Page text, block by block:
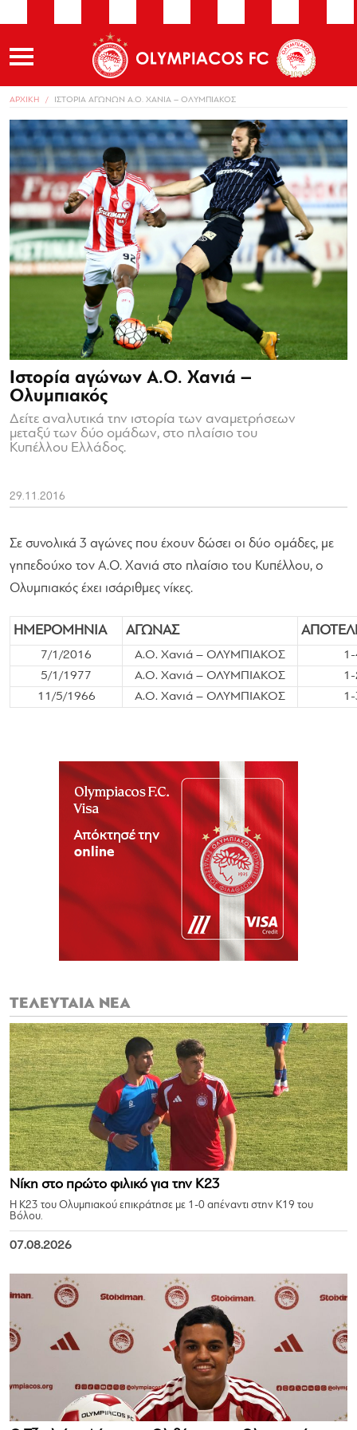
ΑΡΧΙΚΗ ΙΣΤΟΡΙΑ ΑΓΩΝΩΝ A.O. ΧΑΝΙΑ – ΟΛΥΜΠΙΑΚΟΣ
Ιστορία αγώνων A.O. Χανιά –
Ολυμπιακός
Δείτε αναλυτικά την ιστορία των αναμετρήσεων
μεταξύ των δύο ομάδων, στο πλαίσιο του
Κυπέλλου Ελλάδος.
29.11.2016
Σε συνολικά 3 αγώνες που έχουν δώσει οι δύο ομάδες, με
γηπεδούχο τον Α.Ο. Χανιά στο πλαίσιο του Κυπέλλου, ο
Ολυμπιακός έχει ισάριθμες νίκες.
ΗΜΕΡΟΜΗΝΙΑ ΑΓΩΝΑΣ
7/1/2016 A.O. Χανιά – ΟΛΥΜΠΙΑΚΟΣ
5/1/1977
A.O. Χανιά – ΟΛΥΜΠΙΑΚΟΣ
11/5/1966
A.O. Χανιά – ΟΛΥΜΠΙΑΚΟΣ
ΤΕΛΕΥΤΑΙΑ ΝΕΑ
Νίκη στο πρώτο φιλικό για την Κ23
Η Κ23 του Ολυμπιακού επικράτησε με 1-0 απέναντι στην Κ19 του
Βόλου.
07.08.2026